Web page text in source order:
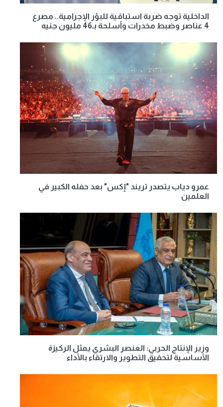
الداخلية توجه ضربة استباقية للبؤر الإجرامية.. مصرع
4 عناصر وضبط مخدرات وأسلحة بـ46 مليون جنيه
عمرو دياب يتصدر تريند "إكس" بعد حفله الكبير في
العلمين
وزير الإنتاج الحربي: العنصر البشري يمثل الركيزة
الأساسية لتحقيق التطوير والارتقاء بالأداء